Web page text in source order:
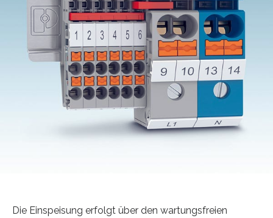
Die Einspeisung erfolgt über den wartungsfreien